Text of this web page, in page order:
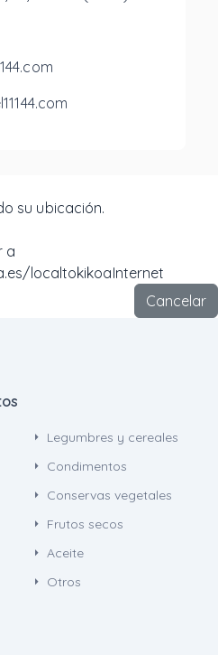
su ubicación.
a
localtokikoaInternet
Cancelar
arrow_right Legumbres y cereales
arrow_right Condimentos
arrow_right Conservas vegetales
arrow_right Frutos secos
arrow_right Aceite
arrow_right Otros